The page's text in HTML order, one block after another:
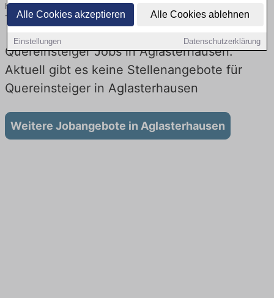
Alle Cookies akzeptieren Alle Cookies ablehnen
Einstellungen Datenschutzerklärung
hier die aktuellsten Angebote. Entdecken Sie freie Optionen von
Top-Arbeitgebern und bewerben Sie sich noch heute.
Quereinsteiger Jobs in Aglasterhausen:
Aktuell gibt es keine Stellenangebote für
Quereinsteiger in Aglasterhausen
Weitere Jobangebote in Aglasterhausen